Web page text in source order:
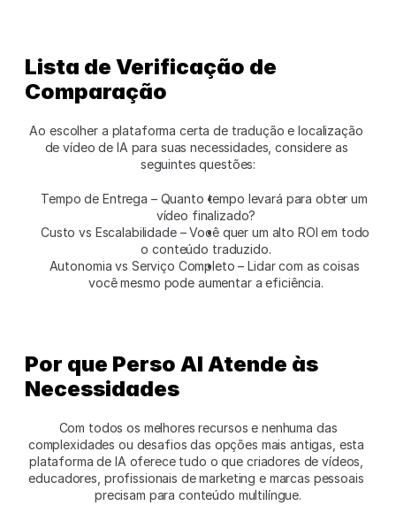
Lista de Verificação de
Comparação
Ao escolher a plataforma certa de tradução e localização
de vídeo de IA para suas necessidades, considere as
seguintes questões:
Tempo de Entrega – Quanto tempo levará para obter um
vídeo finalizado?
Custo vs Escalabilidade – Você quer um alto ROI em todo
o conteúdo traduzido.
Autonomia vs Serviço Completo – Lidar com as coisas
você mesmo pode aumentar a eficiência.
Por que Perso AI Atende às
Necessidades
Com todos os melhores recursos e nenhuma das
complexidades ou desafios das opções mais antigas, esta
plataforma de IA oferece tudo o que criadores de vídeos,
educadores, profissionais de marketing e marcas pessoais
precisam para conteúdo multilíngue.